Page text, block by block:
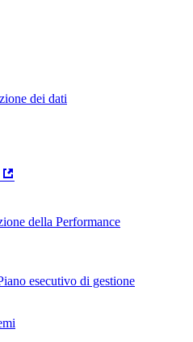
dei dati
della Performance
esecutivo di gestione